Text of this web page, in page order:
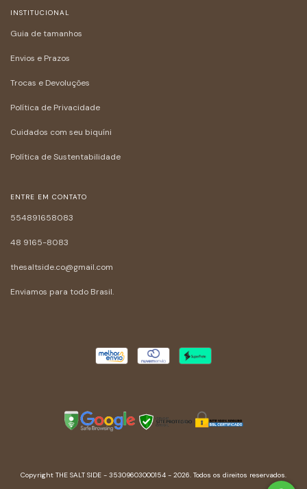
INSTITUCIONAL
Guia de tamanhos
Envios e Prazos
Trocas e Devoluções
Política de Privacidade
Cuidados com seu biquíni
Política de Sustentabilidade
ENTRE EM CONTATO
554891658083
48 9165-8083
thesaltside.co@gmail.com
Enviamos para todo Brasil.
Copyright THE SALT SIDE - 35309603000154 - 2026. Todos os direitos reservados.